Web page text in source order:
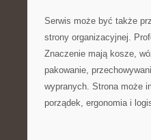
Serwis może być także
strony organizacyjnej.
Znaczenie mają kosze,
pakowanie,
wypranych. Strona może
porządek, ergonomia i